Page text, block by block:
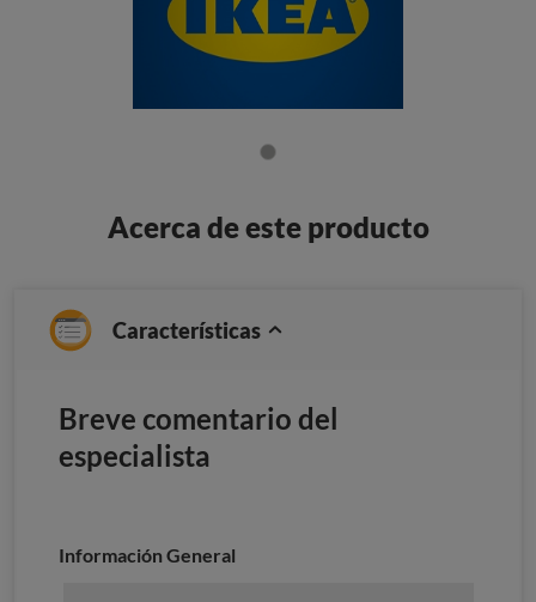
Acerca de este producto
Características
Breve comentario del
especialista
Información General